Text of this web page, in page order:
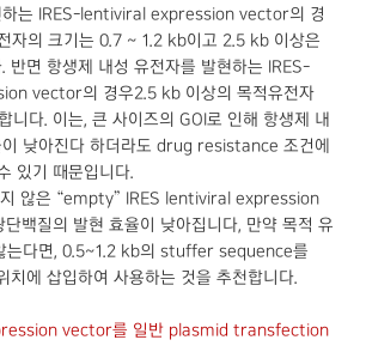
하는 IRES-lentiviral expression vector의 경
자의 크기는 0.7 ~ 1.2 kb이고 2.5 kb 이상은
반면 항생제 내성 유전자를 발현하는 IRES-
vector의 경우2.5 kb 이상의 목적유전자
니다. 이는, 큰 사이즈의 GOI로 인해 항생제 내
낮아진다 하더라도 drug resistance 조건에
있기 때문입니다.
않은 “empty” IRES lentiviral expression
백질의 발현 효율이 낮아집니다, 만약 목적 유
는다면, 0.5~1.2 kb의 stuffer sequence를
치에 삽입하여 사용하는 것을 추천합니다.
vector를 일반 plasmid transfection